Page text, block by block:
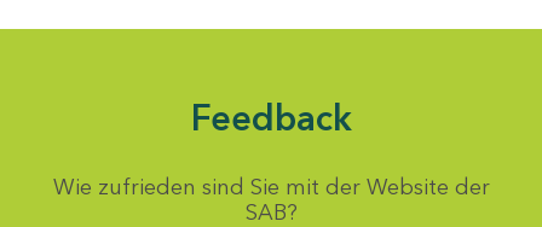
Feedback
Wie zufrieden sind Sie mit der Website der
SAB?